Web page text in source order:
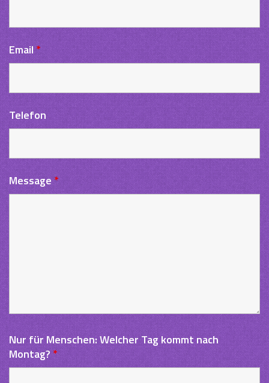
Email*
Telefon
Message*
Nur für Menschen: Welcher Tag kommt nach
Montag?*